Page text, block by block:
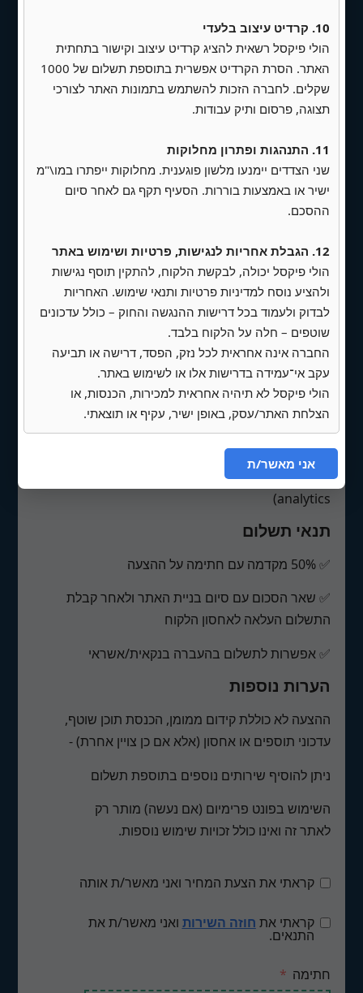
שלב ראשון:עיצוב דף ראשי — 12-16 ימי עבודה
שלב שני:
יצירת שאר דפי האתר — 14-18 ימי
עבודה
שלב שלישי: קונפיגורציית ניוזלטר + אירועים +
שלב רביעי:
העלאת האתר לאוויר והדרכה — 1-3
ימי עבודה
למורכבות הבקשות והעברת חומרים מצד הלקוח
מה נדרש מהלקוח
✅ חתימה על החוזה ושליחת מקדמה
✅ שליחת דוגמאות לאתרים/חומרים/מתחרים
שאהבת
✅ תוכן קיים של העסק לשימוש באתר (תוכן נחוץ
לעמודים, מחירים וכו')
✅ גישה זמנית לחשבונות דרושים אם יש צורך
analytics)
תנאי תשלום
✅ 50% מקדמה עם חתימה על ההצעה
✅ שאר הסכום עם סיום בניית האתר ולאחר קבלת
התשלום העלאה לאחסון הלקוח
✅ אפשרות לתשלום בהעברה בנקאית/אשראי
הערות נוספות
ההצעה לא כוללת קידום ממומן, הכנסת תוכן שוטף,
עדכוני תוספים או אחסון (אלא אם כן צויין אחרת) -
ניתן להוסיף שירותים נוספים בתוספת תשלום
השימוש בפונט פרימיום (אם נעשה) מותר רק
לאתר זה ואינו כולל זכויות שימוש נוספות.
קראתי את הצעת המחיר ואני מאשר/ת אותה
קראתי את חוזה השירות ואני מאשר/ת את
התנאים.
חתימה
10. קרדיט עיצוב בלעדי
הולי פיקסל רשאית להציג קרדיט עיצוב וקישור בתחתית
האתר. הסרת הקרדיט אפשרית בתוספת תשלום של 1000
שקלים. לחברה הזכות להשתמש בתמונות האתר לצורכי
תצוגה, פרסום ותיק עבודות.
11. התנהגות ופתרון מחלוקות
שני הצדדים יימנעו מלשון פוגענית. מחלוקות ייפתרו במו\"מ
ישיר או באמצעות בוררות. הסעיף תקף גם לאחר סיום
ההסכם.
12. הגבלת אחריות לנגישות, פרטיות ושימוש באתר
הולי פיקסל יכולה, לבקשת הלקוח, להתקין תוסף נגישות
ולהציע נוסח למדיניות פרטיות ותנאי שימוש. האחריות
לבדוק ולעמוד בכל דרישות ההנגשה והחוק – כולל עדכונים
שוטפים – חלה על הלקוח בלבד.
החברה אינה אחראית לכל נזק, הפסד, דרישה או תביעה
עקב אי־עמידה בדרישות אלו או לשימוש באתר.
הולי פיקסל לא תיהיה אחראית למכירות, הכנסות, או
הצלחת האתר/עסק, באופן ישיר, עקיף או תוצאתי.
אני מאשר/ת